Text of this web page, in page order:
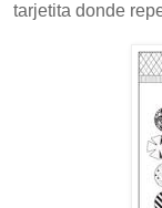
tarjetita donde